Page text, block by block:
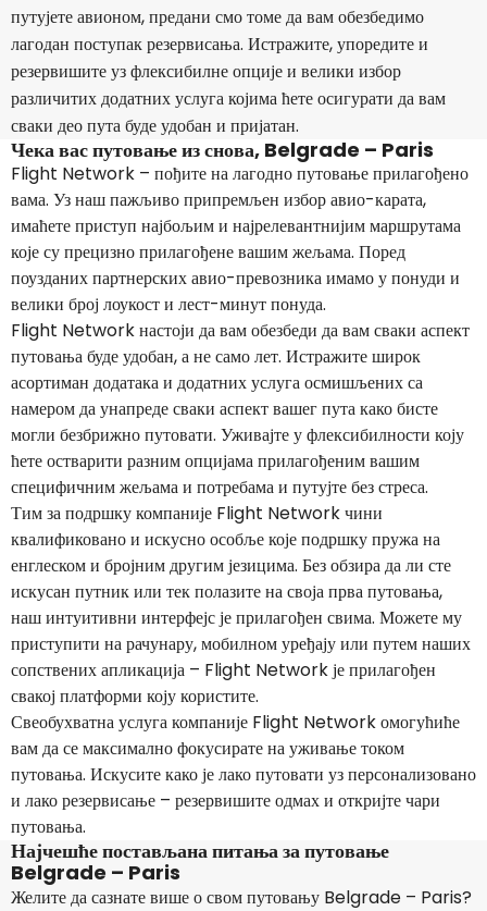
путујете авионом, предани смо томе да вам обезбедимо
лагодан поступак резервисања. Истражите, упоредите и
резервишите уз флексибилне опције и велики избор
различитих додатних услуга којима ћете осигурати да вам
сваки део пута буде удобан и пријатан.
Чека вас путовање из снова, Belgrade – Paris
Flight Network – пођите на лагодно путовање прилагођено
вама. Уз наш пажљиво припремљен избор авио-карата,
имаћете приступ најбољим и најрелевантнијим маршрутама
које су прецизно прилагођене вашим жељама. Поред
поузданих партнерских авио-превозника имамо у понуди и
велики број лоукост и лест-минут понуда.
Flight Network настоји да вам обезбеди да вам сваки аспект
путовања буде удобан, а не само лет. Истражите широк
асортиман додатака и додатних услуга осмишљених са
намером да унапреде сваки аспект вашег пута како бисте
могли безбрижно путовати. Уживајте у флексибилности коју
ћете остварити разним опцијама прилагођеним вашим
специфичним жељама и потребама и путујте без стреса.
Тим за подршку компаније Flight Network чини
квалификовано и искусно особље које подршку пружа на
енглеском и бројним другим језицима. Без обзира да ли сте
искусан путник или тек полазите на своја прва путовања,
наш интуитивни интерфејс је прилагођен свима. Можете му
приступити на рачунару, мобилном уређају или путем наших
сопствених апликација – Flight Network је прилагођен
свакој платформи коју користите.
Свеобухватна услуга компаније Flight Network омогућиће
вам да се максимално фокусирате на уживање током
путовања. Искусите како је лако путовати уз персонализовано
и лако резервисање – резервишите одмах и откријте чари
путовања.
Најчешће постављана питања за путовање
Belgrade – Paris
Желите да сазнате више о свом путовању Belgrade – Paris?